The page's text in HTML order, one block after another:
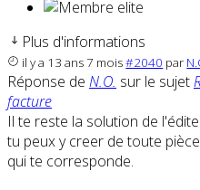
Plus d'informations
il y a 13 ans 7 mois#2040 par
Réponse de N.O. sur le sujet
facture
Il te reste la solution de
tu peux y creer de toute
qui te corresponde.